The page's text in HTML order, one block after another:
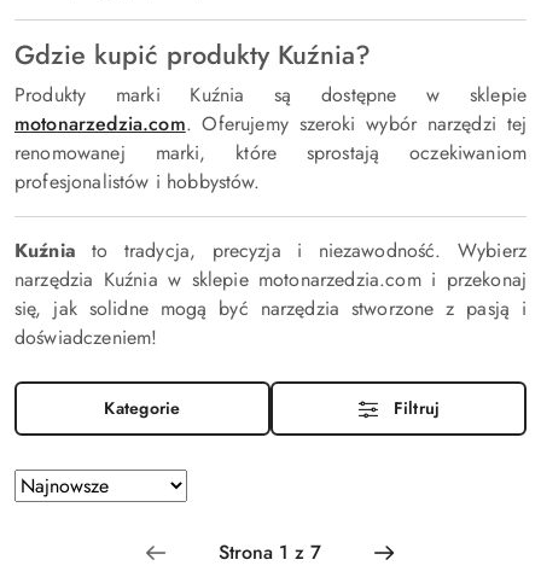
Gdzie kupić produkty Kuźnia?
Produkty marki Kuźnia są dostępne w sklepie
motonarzedzia.com. Oferujemy szeroki wybór narzędzi tej
renomowanej marki, które sprostają oczekiwaniom
profesjonalistów i hobbystów.
Kuźnia to tradycja, precyzja i niezawodność. Wybierz
narzędzia Kuźnia w sklepie motonarzedzia.com i przekonaj
się, jak solidne mogą być narzędzia stworzone z pasją i
doświadczeniem!
Kategorie Filtruj
Zastosowano
sortowanie:
Sortuj
według